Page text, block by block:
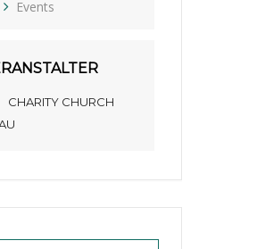
Events
CHARITY CHURCH